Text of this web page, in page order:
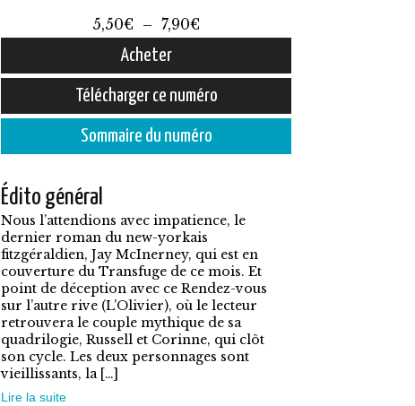
5,50€ – 7,90€
prix :
5,50€
à
7,90€
Acheter
produit
variations.
Les
options
peuvent
être
choisies
sur
Télécharger ce numéro
Sommaire du numéro
Édito général
Nous l’attendions avec impatience, le
dernier roman du new-yorkais
fitzgéraldien, Jay McInerney, qui est en
couverture du Transfuge de ce mois. Et
point de déception avec ce Rendez-vous
sur l’autre rive (L’Olivier), où le lecteur
retrouvera le couple mythique de sa
quadrilogie, Russell et Corinne, qui clôt
son cycle. Les deux personnages sont
vieillissants, la […]
Lire la suite